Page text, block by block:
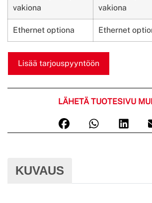
vakiona
vakiona
Ethernet optiona Ethernet
Lisää tarjouspyyntöön
LÄHETÄ TUOTESIVU
KUVAUS